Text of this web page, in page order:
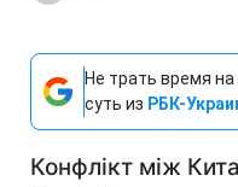
Не трать время
суть из РБК-
Конфлікт між